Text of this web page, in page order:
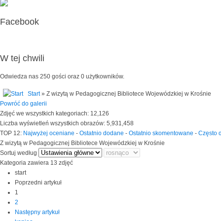
Facebook
W tej chwili
Odwiedza nas 250 gości oraz 0 użytkowników.
Start» Z wizytą w Pedagogicznej Bibliotece Wojewódzkiej w Krośnie
Powróć do galerii
Zdjęć we wszystkich kategoriach: 12,126
Liczba wyświetleń wszystkich obrazów: 5,931,458
TOP 12: Najwyżej oceniane - Ostatnio dodane - Ostatnio skomentowane - Często
Z wizytą w Pedagogicznej Bibliotece Wojewódzkiej w Krośnie
Sortuj według
Kategoria zawiera 13 zdjęć
start
Poprzedni artykuł
1
2
Następny artykuł